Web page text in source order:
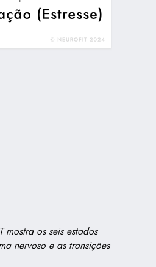
mostra os seis estados
nervoso e as transições